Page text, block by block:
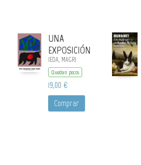
UNA
EXPOSICIÓN
IEDA, MAGRI
Quedan pocos
19,00 €
Comprar